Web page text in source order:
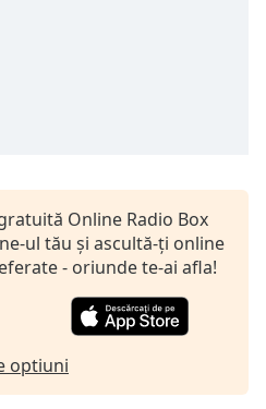
Online Radio Box
ul tău și ascultă-ți online
- oriunde te-ai afla!
optiuni